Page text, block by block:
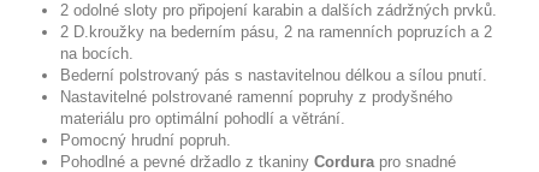
2 odolné sloty pro připojení karabin a dalších zádržných prvků.
2 D.kroužky na bederním pásu, 2 na ramenních popruzích a 2
na bocích.
Bederní polstrovaný pás s nastavitelnou délkou a sílou pnutí.
Nastavitelné polstrované ramenní popruhy z prodyšného
materiálu pro optimální pohodlí a větrání.
Pomocný hrudní popruh.
Pohodlné a pevné držadlo z tkaniny Cordurapro snadné